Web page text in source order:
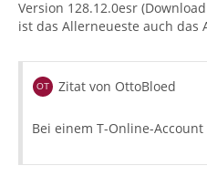
Version 128.12.0esr
ist das Allerneueste auch das
Zitat von OttoBloed
Bei einem T-Online-Account